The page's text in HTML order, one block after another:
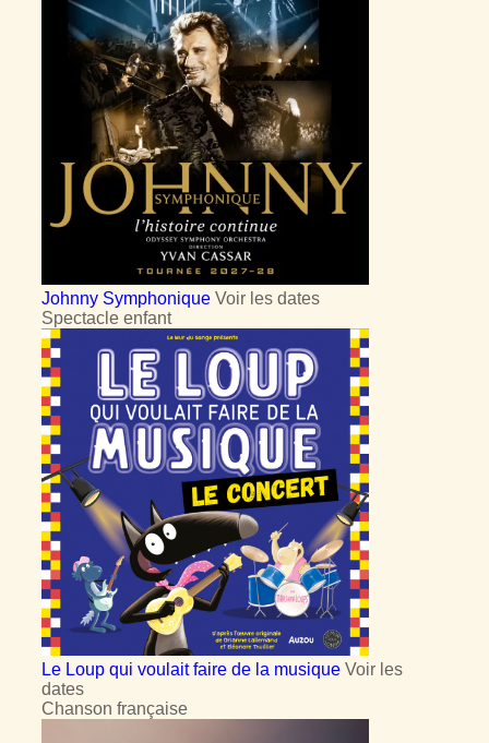
Johnny Symphonique Voir les dates
Spectacle enfant
Le Loup qui voulait faire de la musique Voir les
dates
Chanson française